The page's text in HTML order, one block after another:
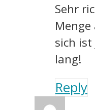
Sehr
Menge
sich
lang!
Reply